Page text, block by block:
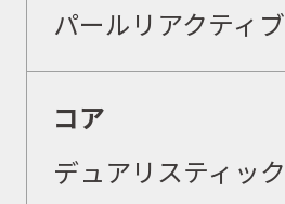
パールリアクティブ
コア
デュアリスティック